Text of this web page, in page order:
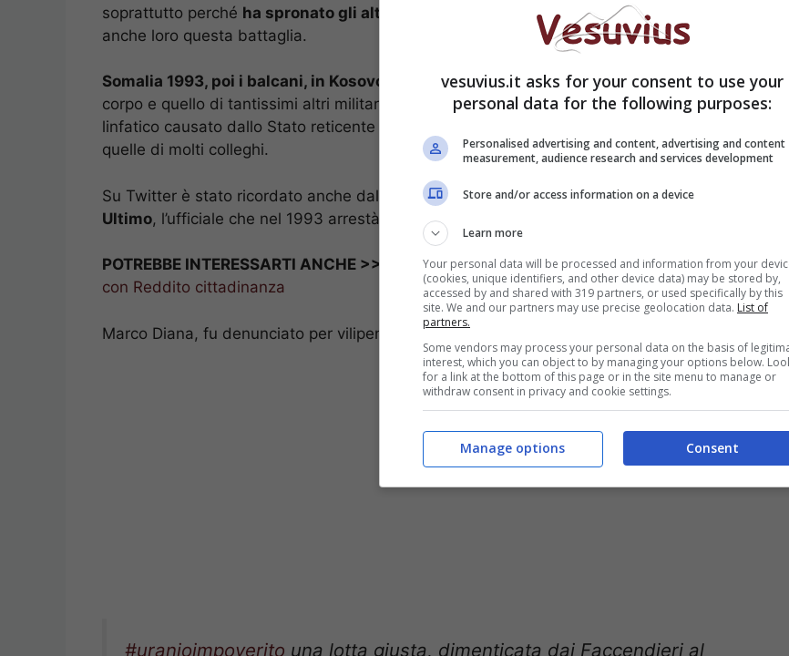
soprattutto perché ha spronato gli altri militari ammalati ad alzare la voce
anche loro questa battaglia.
Somalia 1993, poi i balcani, in Kosovo, nel 1998: queste le missioni di Marco dove il suo
corpo e quello di tantissimi altri militari italiani si è ammalato. Il suo era un male al sistema
linfatico causato dallo Stato reticente e non curante dei pericolo, secondo le sue accuse e
quelle di molti colleghi.
Su Twitter è stato ricordato anche dal Sergio De Caprio, il famoso capitano del carabinieri
Ultimo, l’ufficiale che nel 1993 arrestà il capo di cosa nostra Totò Riina.
POTREBBE INTERESSARTI ANCHE >>>
Avellino, droga a casa durante lockdown pagata
con Reddito cittadinanza
Marco Diana, fu denunciato per vilipendio alla istituzioni
#uranioimpoverito una lotta giusta, dimenticata dai Faccendieri al
vesuvius.it asks for your consent to use your
personal data for the following purposes:
Personalised advertising and content, advertising and content
measurement, audience research and services development
Store and/or access information on a device
Learn more
Your personal data will be processed and information from your
(cookies, unique identifiers, and other device data) may be stored by,
accessed by and shared with 319 partners, or used specifically by this
site. We and our partners may use precise geolocation data. List of
partners.
Some vendors may process your personal data on the basis of
interest, which you can object to by managing your options below.
for a link at the bottom of this page or in the site menu to manage or
withdraw consent in privacy and cookie settings.
Consent
Manage options